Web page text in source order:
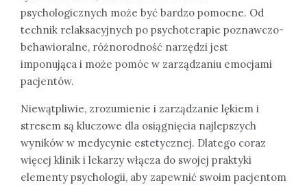
psychologicznych może być bardzo pomocne. Od
technik relaksacyjnych po psychoterapie poznawczo-
behawioralne, różnorodność narzędzi jest
imponująca i może pomóc w zarządzaniu emocjami
pacjentów.
Niewątpliwie, zrozumienie i zarządzanie lękiem i
stresem są kluczowe dla osiągnięcia najlepszych
wyników w medycynie estetycznej. Dlatego coraz
więcej klinik i lekarzy włącza do swojej praktyki
elementy psychologii, aby zapewnić swoim pacjentom